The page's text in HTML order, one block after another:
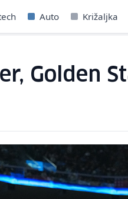
Auto Križaljka
Golden